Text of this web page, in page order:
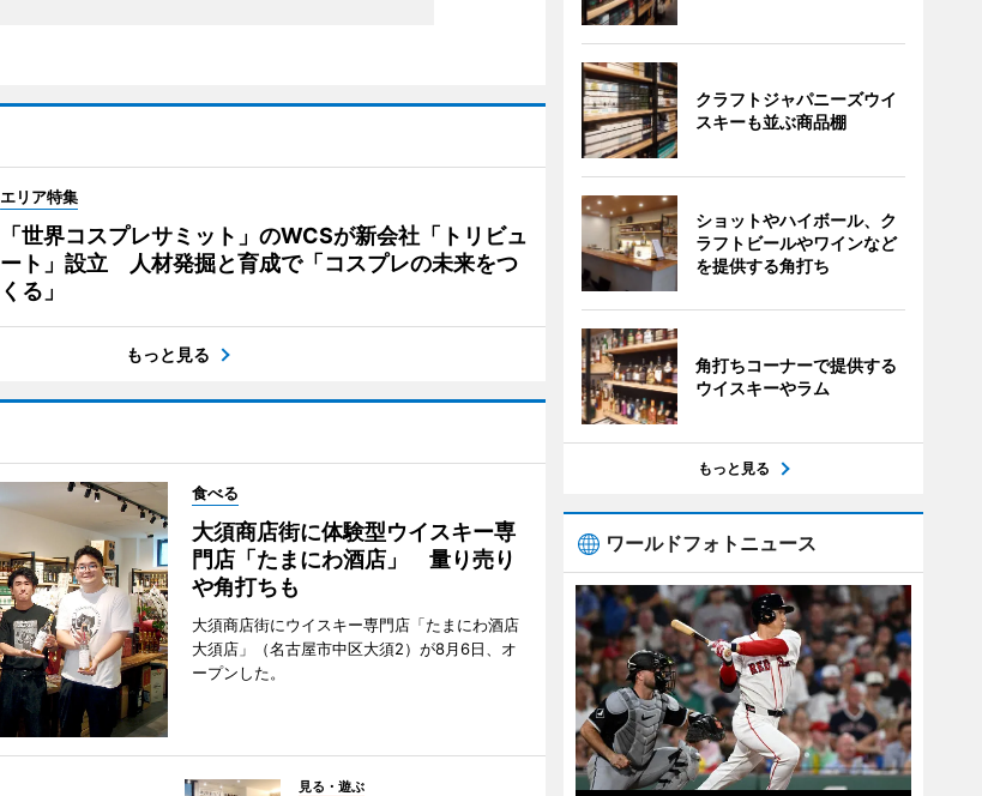
エリア特集
「世界コスプレサミット」のWCSが新会社「トリビュ
ート」設立 人材発掘と育成で「コスプレの未来をつ
くる」
もっと見る
食べる
大須商店街に体験型ウイスキー専
門店「たまにわ酒店」 量り売り
や角打ちも
大須商店街にウイスキー専門店「たまにわ酒店
大須店」（名古屋市中区大須2）が8月6日、オ
ープンした。
見る・遊ぶ
クラフトジャパニーズウイ
スキーも並ぶ商品棚
ショットやハイボール、ク
ラフトビールやワインなど
を提供する角打ち
角打ちコーナーで提供する
ウイスキーやラム
もっと見る
ワールドフォトニュース